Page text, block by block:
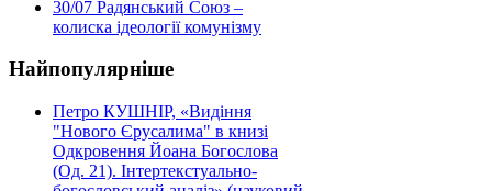
30/07 Радянський Союз –
колиска ідеології комунізму
Найпопулярніше
Петро КУШНІР, «Видіння
"Нового Єрусалима" в книзі
Одкровення Йоана Богослова
(Од. 21). Інтертекстуально-